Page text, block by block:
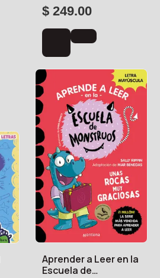
$ 249.00
Aprender a Leer en la
Escuela de